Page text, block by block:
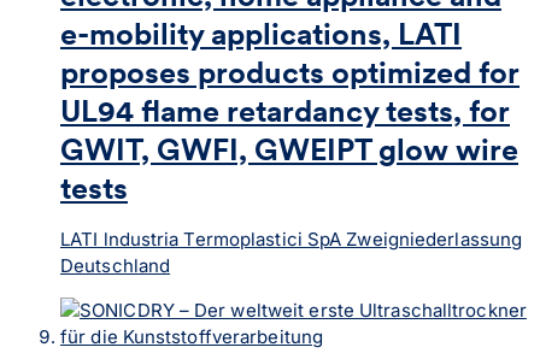
e-mobility applications, LATI
proposes products optimized for
UL94 flame retardancy tests, for
GWIT, GWFI, GWEIPT glow wire
tests
LATI lndustria Termoplastici SpA Zweigniederlassung
Deutschland